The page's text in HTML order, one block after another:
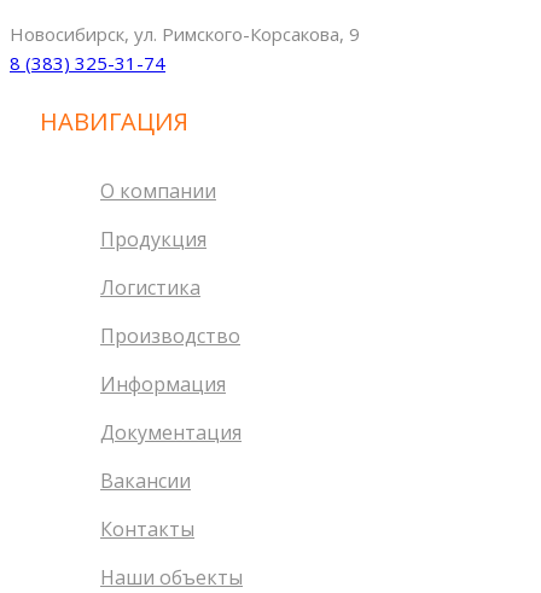
Новосибирск, ул. Римского-Корсакова, 9
8 (383) 325-31-74
НАВИГАЦИЯ
О компании
Продукция
Логистика
Производство
Информация
Документация
Вакансии
Контакты
Наши объекты